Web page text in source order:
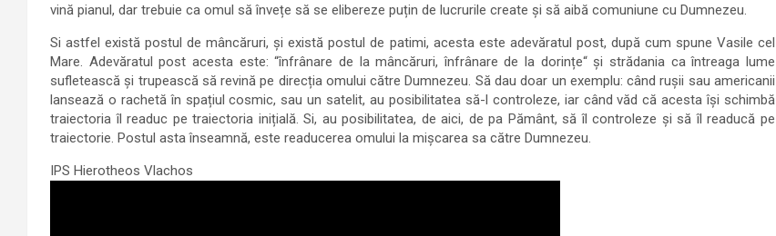
vină pianul, dar trebuie ca omul să învețe să se elibereze puțin de lucrurile create și să aibă comuniune cu Dumnezeu.
Si astfel există postul de mâncăruri, și există postul de patimi, acesta este adevăratul post, după cum spune Vasile cel
Mare. Adevăratul post acesta este: “înfrânare de la mâncăruri, înfrânare de la dorințe“ și strădania ca întreaga lume
sufletească și trupească să revină pe direcția omului către Dumnezeu. Să dau doar un exemplu: când rușii sau americanii
lansează o rachetă în spațiul cosmic, sau un satelit, au posibilitatea să-l controleze, iar când văd că acesta își schimbă
traiectoria îl readuc pe traiectoria inițială. Si, au posibilitatea, de aici, de pa Pământ, să îl controleze și să îl readucă pe
traiectorie. Postul asta înseamnă, este readucerea omului la mișcarea sa către Dumnezeu.
IPS Hierotheos Vlachos